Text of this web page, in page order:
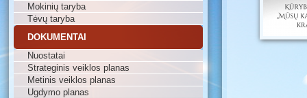
Mokinių taryba
Tėvų taryba
DOKUMENTAI
Nuostatai
Strateginis veiklos planas
Metinis veiklos planas
Ugdymo planas